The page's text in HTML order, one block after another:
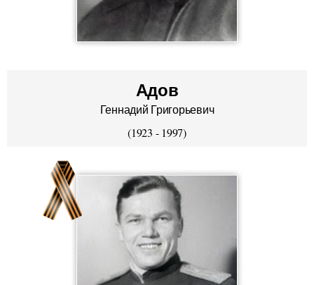
Адов
Геннадий Григорьевич
(1923 - 1997)